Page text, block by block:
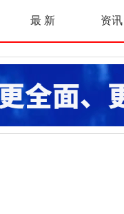
最 新 资讯